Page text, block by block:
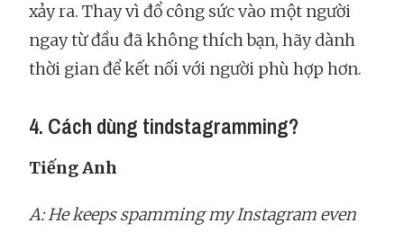
xảy ra. Thay vì đổ công sức vào một người
ngay từ đầu đã không thích bạn, hãy dành
thời gian để kết nối với người phù hợp hơn.
4. Cách dùng tindstagramming?
Tiếng Anh
A: He keeps spamming my Instagram even